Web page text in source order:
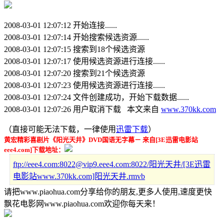
2008-03-01 12:07:12 开始连接......
2008-03-01 12:07:14 开始搜索候选资源......
2008-03-01 12:07:15 搜索到18个候选资源
2008-03-01 12:07:17 使用候选资源进行连接......
2008-03-01 12:07:20 搜索到21个候选资源
2008-03-01 12:07:23 使用候选资源进行连接......
2008-03-01 12:07:24 文件创建成功，开始下载数据......
2008-03-01 12:07:26 用户取消下载 本文来自 www.370kk.com
（直接可能无法下载，一律使用迅雷下载）
黄宏精彩喜剧片《阳光天井》DVD国语无字幕－ 来自[3E迅雷电影站
eee4.com]下载地址：
ftp://eee4.com:8022@vip9.eee4.com:8022/阳光天井/[3E迅雷
电影站www.370kk.com]阳光天井.rmvb
请把www.piaohua.com分享给你的朋友,更多人使用,速度更快
飘花电影网www.piaohua.com欢迎你每天来！